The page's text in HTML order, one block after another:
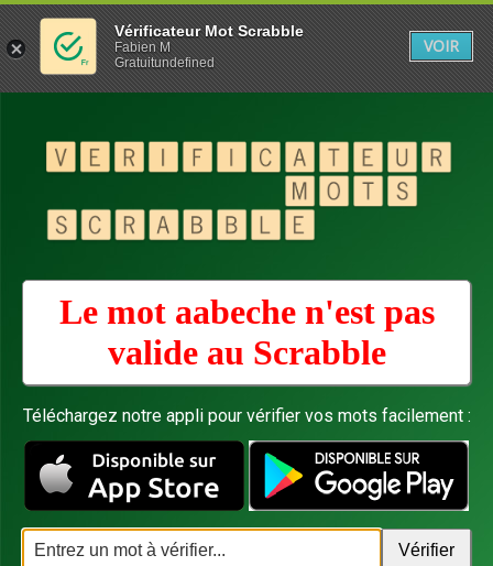
Le mot aabeche n'est pas
valide au Scrabble
Téléchargez notre appli pour vérifier vos mots facilement :
Vérificateur Mot Scrabble
Fabien M
Gratuitundefined
VOIR